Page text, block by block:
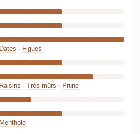
Dates · Figues
Raisins · Très mûrs · Prune
Mentholé